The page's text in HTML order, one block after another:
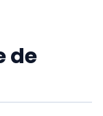
de